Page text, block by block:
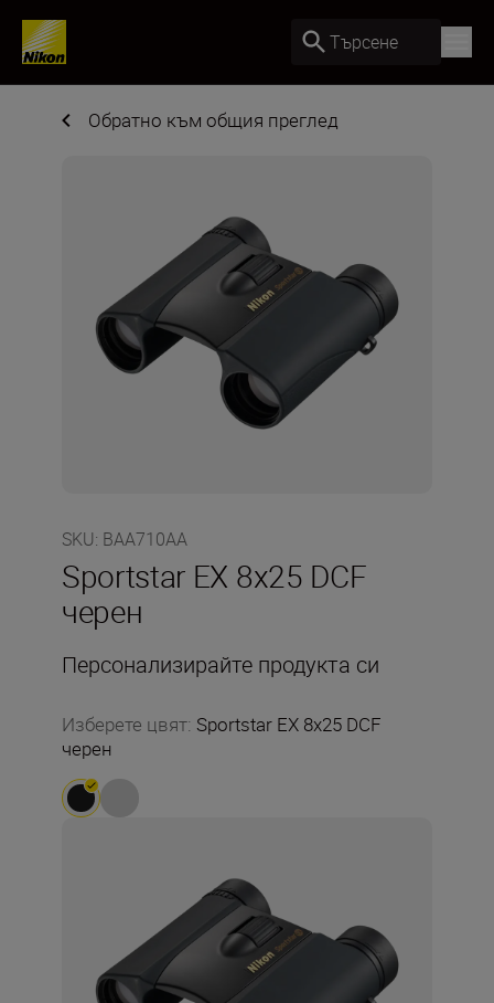
Търсене
Обратно към общия преглед
SKU: BAA710AA
Sportstar EX 8x25 DCF
черен
Персонализирайте продукта си
Изберете цвят: Sportstar EX 8x25 DCF
черен